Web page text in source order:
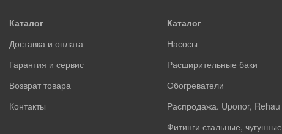
Каталог
Доставка и оплата
Гарантия и сервис
Возврат товара
Контакты
Каталог
Насосы
Расширительные баки
Обогреватели
Распродажа. Uponor, Rehau
Фитинги стальные, чугунные